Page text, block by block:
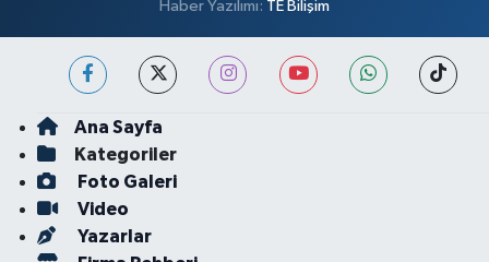
Haber Yazılımı: TE Bilişim
Ana Sayfa
Kategoriler
Foto Galeri
Video
Yazarlar